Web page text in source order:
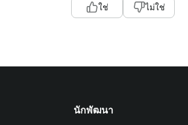
ใช่ ไม่ใช่
นักพัฒนา